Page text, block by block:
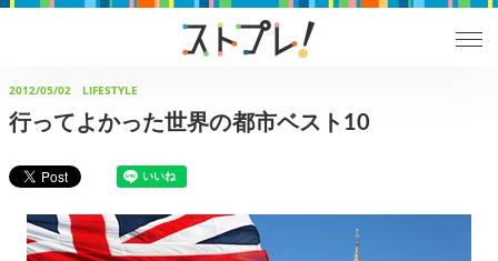
2012/05/02 LIFESTYLE
行ってよかった世界の都市ベスト10